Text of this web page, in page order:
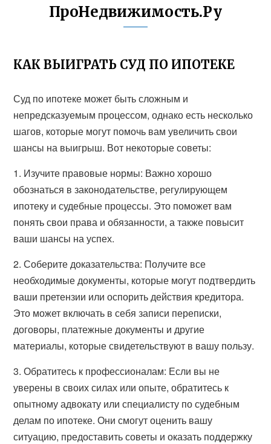
ПроНедвижимость.Ру
КАК ВЫИГРАТЬ СУД ПО ИПОТЕКЕ
Суд по ипотеке может быть сложным и
непредсказуемым процессом, однако есть несколько
шагов, которые могут помочь вам увеличить свои
шансы на выигрыш. Вот некоторые советы:
1. Изучите правовые нормы: Важно хорошо
обознаться в законодательстве, регулирующем
ипотеку и судебные процессы. Это поможет вам
понять свои права и обязанности, а также повысит
ваши шансы на успех.
2. Соберите доказательства: Получите все
необходимые документы, которые могут подтвердить
ваши претензии или оспорить действия кредитора.
Это может включать в себя записи переписки,
договоры, платежные документы и другие
материалы, которые свидетельствуют в вашу пользу.
3. Обратитесь к профессионалам: Если вы не
уверены в своих силах или опыте, обратитесь к
опытному адвокату или специалисту по судебным
делам по ипотеке. Они смогут оценить вашу
ситуацию, предоставить советы и оказать поддержку